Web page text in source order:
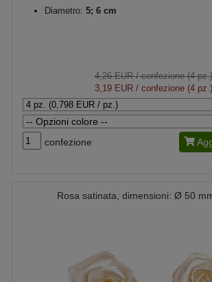
Diametro: 5; 6 cm
4,26 EUR/ confezione (4 pz.)
3,19 EUR / confezione (4 pz.)
confezione
Rosa satinata, dimensioni: Ø 50